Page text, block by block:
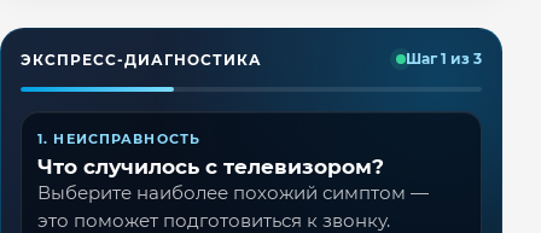
ЭКСПРЕСС-ДИАГНОСТИКА Шаг 1 из 3
1. НЕИСПРАВНОСТЬ
Что случилось с телевизором?
Выберите наиболее похожий симптом —
это поможет подготовиться к звонку.